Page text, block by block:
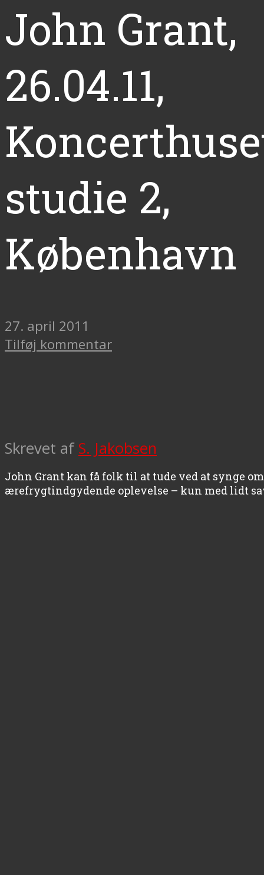
John Grant,
26.04.11,
studie 2,
København
27. april 2011
Tilføj kommentar
Skrevet af S. Jakobsen
John Grant kan få folk til at tude ved at synge
ærefrygtindgydende oplevelse – kun med lidt